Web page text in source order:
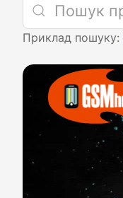
Приклад пошуку: